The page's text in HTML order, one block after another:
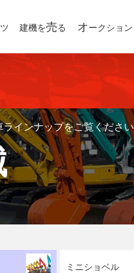
建機を売る オークション
インナップをご覧ください
ミニショベル